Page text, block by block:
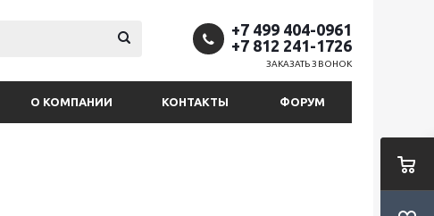
+7 499 404-0961
+7 812 241-1726
ЗАКАЗАТЬ ЗВОНОК
О КОМПАНИИ КОНТАКТЫ ФОРУМ